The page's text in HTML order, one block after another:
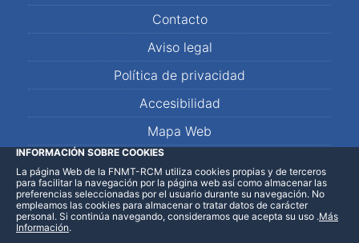
Contacto
Aviso legal
Política de privacidad
Accesibilidad
Mapa Web
LinkedInFacebookWhatsApp
INFORMACIÓN SOBRE COOKIES
La página Web de la FNMT-RCM utiliza cookies propias y de terceros
para facilitar la navegación por la página web así como almacenar las
preferencias seleccionadas por el usuario durante su navegación. No
empleamos las cookies para almacenar o tratar datos de carácter
personal. Si continúa navegando, consideramos que acepta su uso .Más
Información.